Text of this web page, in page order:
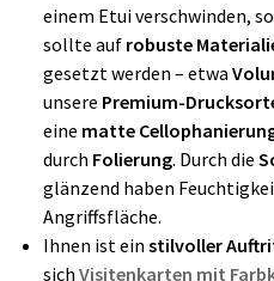
einem Etui verschwinden,
sollte auf robuste
gesetzt werden – etwa
unsere Premium-
eine matte
durch Folierung. Durch die
glänzend haben
Angriffsfläche.
Ihnen ist ein stilvoller
sich Visitenkarten mit